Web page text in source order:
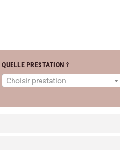
QUELLE PRESTATION ?
Choisir prestation